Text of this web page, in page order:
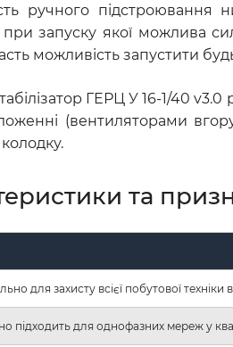
ручного
запуску якої можлива
можливість запустити
ГЕРЦ У 16-1/40
(вентиляторами
та
для захисту всієї побутової
підходить для однофазних мереж у